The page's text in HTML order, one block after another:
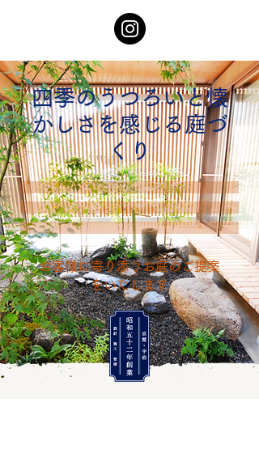
四季のうつろいと懐
かしさを感じる庭づ
くり
お客様に寄り添うお庭のご提案
をいたします